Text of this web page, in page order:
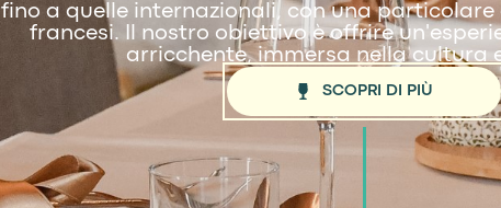
fino a quelle internazionali, con una particolare
francesi. Il nostro obiettivo è offrire
arricchente, immersa nella cultura
SCOPRI DI PIÙ